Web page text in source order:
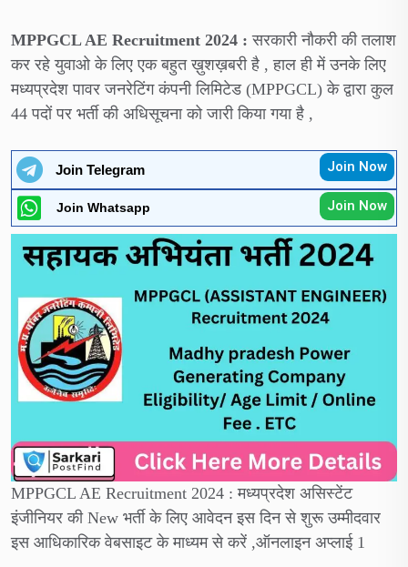
MPPGCL AE Recruitment 2024 : सरकारी नौकरी की तलाश
कर रहे युवाओ के लिए एक बहुत ख़ुशख़बरी है , हाल ही में उनके लिए
मध्यप्रदेश पावर जनरेटिंग कंपनी लिमिटेड (MPPGCL) के द्वारा कुल
44 पदों पर भर्ती की अधिसूचना को जारी किया गया है ,
Join Telegram Join Now
Join Whatsapp Join Now
MPPGCL AE Recruitment 2024 : मध्यप्रदेश असिस्टेंट
इंजीनियर की New भर्ती के लिए आवेदन इस दिन से शुरू उम्मीदवार
इस आधिकारिक वेबसाइट के माध्यम से करें ,ऑनलाइन अप्लाई 1